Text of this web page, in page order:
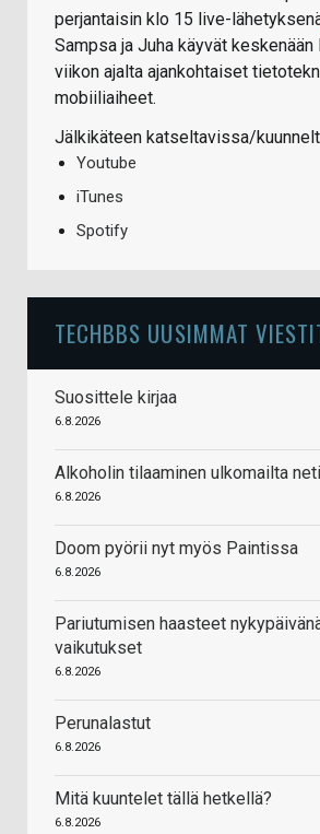
perjantaisin klo 15 live-
Sampsa ja Juha käyvät keskenään
viikon ajalta ajankohtaiset
mobiiliaiheet.
Jälkikäteen katseltavissa/
Youtube
iTunes
Spotify
TECHBBS UUSIMMAT
Suosittele kirjaa
6.8.2026
Alkoholin tilaaminen ulkomailta
6.8.2026
Doom pyörii nyt myös Paintissa
6.8.2026
Pariutumisen haasteet
vaikutukset
6.8.2026
Perunalastut
6.8.2026
Mitä kuuntelet tällä hetkellä?
6.8.2026